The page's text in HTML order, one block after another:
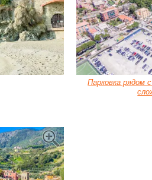
Парковка рядом